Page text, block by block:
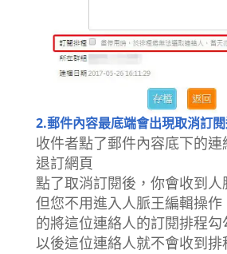
2.郵件內容最底端會出現取消訂
收件者點了郵件內容底下的
退訂網頁
點了取消訂閱後，你會收到
但您不用進入人脈王編輯操作
的將這位連絡人的訂閱排程勾
以後這位連絡人就不會收到排